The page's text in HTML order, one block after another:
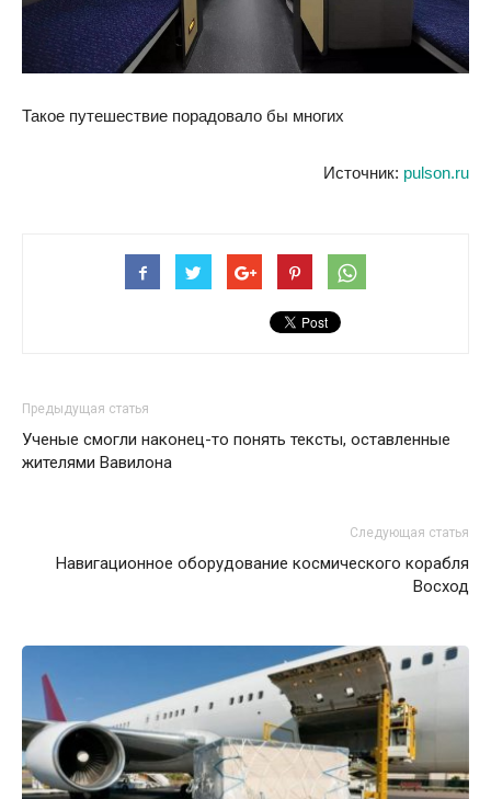
Такое путешествие порадовало бы многих
Источник: pulson.ru
Предыдущая статья
Ученые смогли наконец-то понять тексты, оставленные
жителями Вавилона
Следующая статья
Навигационное оборудование космического корабля
Восход